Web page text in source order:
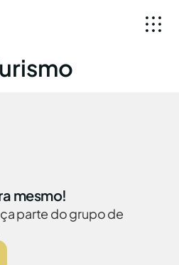
mesmo!
parte do grupo de